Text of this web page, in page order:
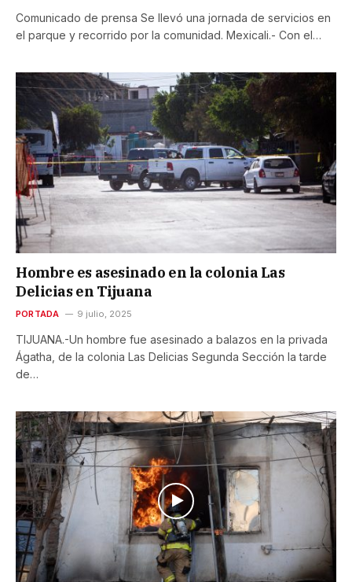
Comunicado de prensa Se llevó una jornada de servicios en
el parque y recorrido por la comunidad. Mexicali.- Con el…
Hombre es asesinado en la colonia Las
Delicias en Tijuana
PORTADA 9 julio, 2025
TIJUANA.-Un hombre fue asesinado a balazos en la privada
Ágatha, de la colonia Las Delicias Segunda Sección la tarde
de…